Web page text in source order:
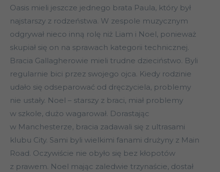
Oasis mieli jeszcze jednego brata Paula, który był
najstarszy z rodzeństwa. W zespole muzycznym
odgrywał nieco inną rolę niż Liam i Noel, ponieważ
skupiał się on na sprawach kategorii technicznej.
Bracia Gallagherowie mieli trudne dzieciństwo. Byli
regularnie bici przez swojego ojca. Kiedy rodzinie
udało się odseparować od dręczyciela, problemy
nie ustały. Noel – starszy z braci, miał problemy
w szkole, dużo wagarował. Dorastając
w Manchesterze, bracia zadawali się z ultrasami
klubu City. Sami byli wielkimi fanami drużyny z Main
Road. Oczywiście nie obyło się bez kłopotów
z prawem. Noel mając zaledwie trzynaście, dostał